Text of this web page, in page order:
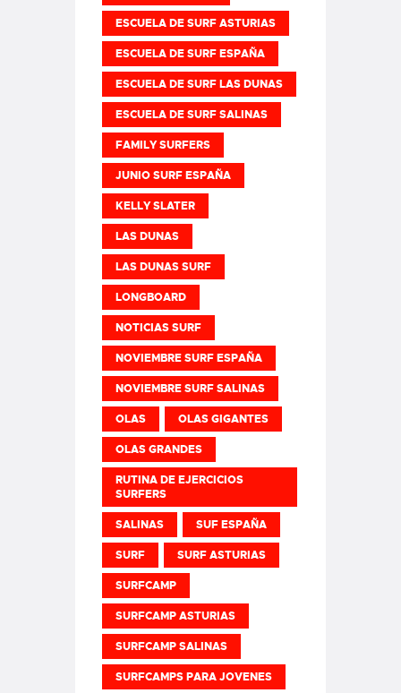
ESCUELA DE SURF ASTURIAS
ESCUELA DE SURF ESPAÑA
ESCUELA DE SURF LAS DUNAS
ESCUELA DE SURF SALINAS
FAMILY SURFERS
JUNIO SURF ESPAÑA
KELLY SLATER
LAS DUNAS
LAS DUNAS SURF
LONGBOARD
NOTICIAS SURF
NOVIEMBRE SURF ESPAÑA
NOVIEMBRE SURF SALINAS
OLAS OLAS GIGANTES
OLAS GRANDES
RUTINA DE EJERCICIOS
SURFERS
SALINAS SUF ESPAÑA
SURF SURF ASTURIAS
SURFCAMP
SURFCAMP ASTURIAS
SURFCAMP SALINAS
SURFCAMPS PARA JOVENES